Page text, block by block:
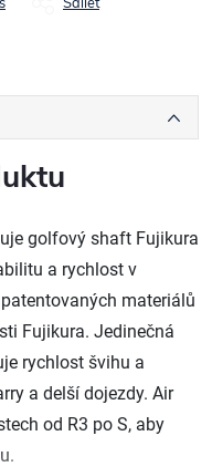
golfový shaft Fujikura
a rychlost v
materiálů
Fujikura. Jedinečná
rychlost švihu a
a delší dojezdy. Air
od R3 po S, aby